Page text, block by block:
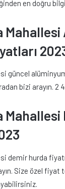
en doğru
güncel
bizi arayın. 2
demir hurda
Size özel fiyat